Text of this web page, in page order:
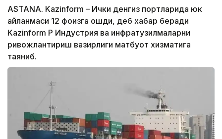
ASTANA. Kazinform – Ички денгиз портларида юк
айланмаси 12 фоизга ошди, деб хабар беради
Kazinform ҚР Индустрия ва инфратузилмаларни
ривожлантириш вазирлиги матбуот хизматига
таяниб.